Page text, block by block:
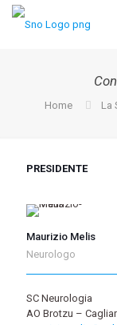
Home La
PRESIDENTE
Maurizio Melis
Neurologo
SC Neurologia
AO Brotzu –